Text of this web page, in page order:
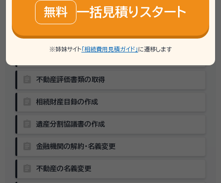
相続関係説明図の作成
assignment 法定相続情報一覧図の作成
不動産評価書類の取得
相続財産目録の作成
遺産分割協議書の作成
金融機関の解約・名義変更
不動産の名義変更
無料 一括見積りスタート
※姉妹サイト 「相続費用見積ガイド」 に遷移します